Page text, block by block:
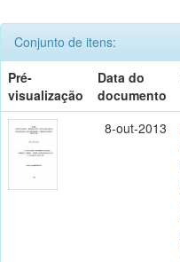
Conjunto de itens:
Pré-
visualização
Data do
documento
8-out-2013